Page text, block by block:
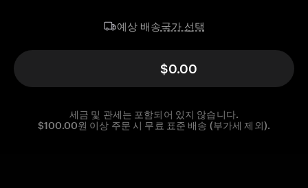
예상 배송국가 선택
$0.00
세금 및 관세는 포함되어 있지 않습니다.
$100.00원 이상 주문 시 무료 표준 배송 (부가세 제외).